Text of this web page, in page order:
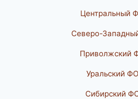
Центральный
Северо-
Приволжский
Уральский ФО
Сибирский